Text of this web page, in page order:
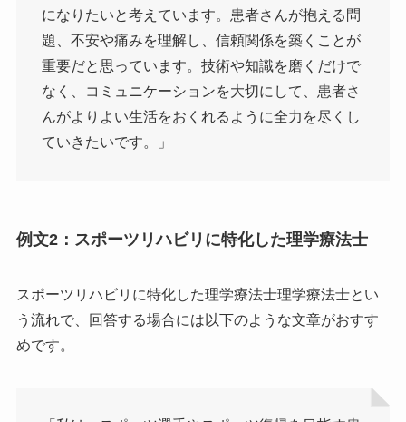
になりたいと考えています。患者さんが抱える問
題、不安や痛みを理解し、信頼関係を築くことが
重要だと思っています。技術や知識を磨くだけで
なく、コミュニケーションを大切にして、患者さ
んがよりよい生活をおくれるように全力を尽くし
ていきたいです。」
例文2：スポーツリハビリに特化した理学療法士
スポーツリハビリに特化した理学療法士理学療法士とい
う流れで、回答する場合には以下のような文章がおすす
めです。